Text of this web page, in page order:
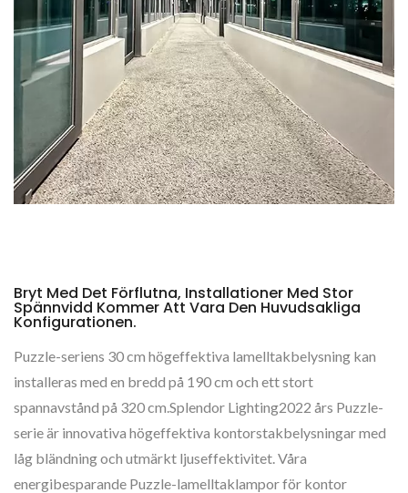
Bryt Med Det Förflutna, Installationer Med Stor
Spännvidd Kommer Att Vara Den Huvudsakliga
Konfigurationen.
Puzzle-seriens 30 cm högeffektiva lamelltakbelysning kan
installeras med en bredd på 190 cm och ett stort
spannavstånd på 320 cm.Splendor Lighting2022 års Puzzle-
serie är innovativa högeffektiva kontorstakbelysningar med
låg bländning och utmärkt ljuseffektivitet. Våra
energibesparande Puzzle-lamelltaklampor för kontor